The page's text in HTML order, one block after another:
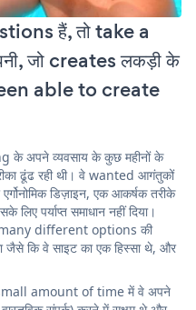
हैं, तो take a
जो creates लकड़ी के
been able to create
के अपने व्यवसाय के कुछ महीनों के
ढूंढ रही थी। वे wanted आगंतुकों
डिज़ाइन, एक आकर्षक तरीके
पर्याप्त समाधान नहीं दिया।
many different options की
जैसे कि वे साइट का एक हिस्सा थे, और
amount of time में वे अपने